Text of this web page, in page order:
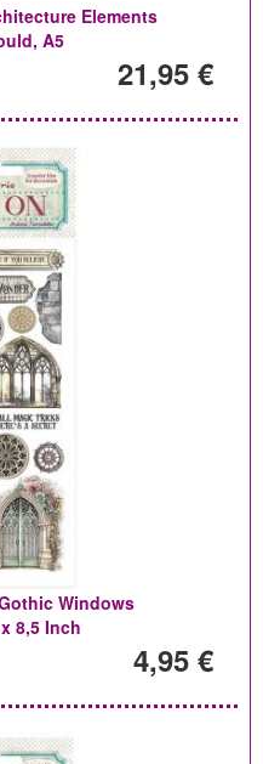
Elements
A5
21,95 €
Windows
8,5 Inch
4,95 €